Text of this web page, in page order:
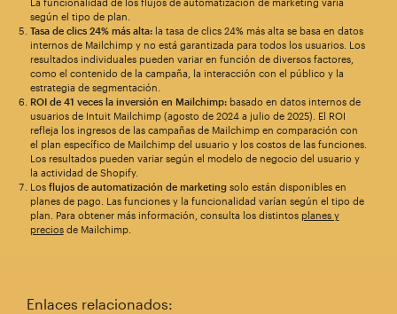
según el tipo de plan.
Tasa de clics 24% más alta:la tasa de clics 24% más alta se basa en datos
internos de Mailchimp y no está garantizada para todos los usuarios. Los
resultados individuales pueden variar en función de diversos factores,
como el contenido de la campaña, la interacción con el público y la
estrategia de segmentación.
ROI de 41 veces la inversión en Mailchimp:basado en datos internos de
usuarios de Intuit Mailchimp (agosto de 2024 a julio de 2025). El ROI
refleja los ingresos de las campañas de Mailchimp en comparación con
el plan específico de Mailchimp del usuario y los costos de las funciones.
Los resultados pueden variar según el modelo de negocio del usuario y
la actividad de Shopify.
Los flujos de automatización de marketingsolo están disponibles en
planes de pago. Las funciones y la funcionalidad varían según el tipo de
plan. Para obtener más información, consulta los distintos planes y
preciosde Mailchimp.
Enlaces relacionados: